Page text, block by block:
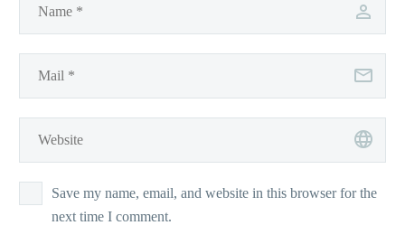
Save my name, email, and website in this browser for the
next time I comment.